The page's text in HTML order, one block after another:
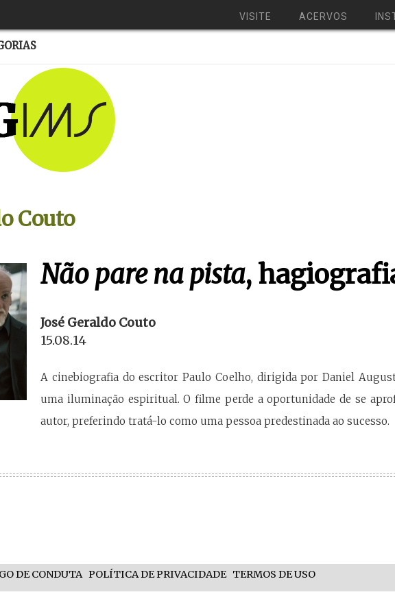
VISITE ACERVOS
Couto
Não pare na pista,
José Geraldo Couto
15.08.14
A cinebiografia do escritor Paulo Coelho, dirigida por Daniel
uma iluminação espiritual. O filme perde a oportunidade de se
autor, preferindo tratá-lo como uma pessoa predestinada ao sucesso.
DE CONDUTA POLÍTICA DE PRIVACIDADE TERMOS DE USO